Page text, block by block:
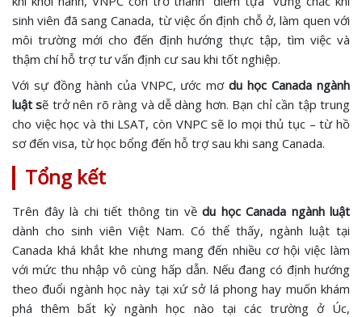
sinh viên đã sang Canada, từ việc ổn định chỗ ở, làm quen với
môi trường mới cho đến định hướng thực tập, tìm việc và
thậm chí hỗ trợ tư vấn định cư sau khi tốt nghiệp.
Với sự đồng hành của VNPC, ước mơdu học Canada ngành
luật sẽ trở nên rõ ràng và dễ dàng hơn. Bạn chỉ cần tập trung
cho việc học và thi LSAT, còn VNPC sẽ lo mọi thủ tục – từ hồ
sơ đến visa, từ học bổng đến hỗ trợ sau khi sang Canada.
Tổng kết
Trên đây là chi tiết thông tin về du học Canada ngành luật
dành cho sinh viên Việt Nam. Có thể thấy, ngành luật tại
Canada khá khắt khe nhưng mang đến nhiều cơ hội việc làm
với mức thu nhập vô cùng hấp dẫn. Nếu đang có định hướng
theo đuổi ngành học này tại xứ sở lá phong hay muốn khám
phá thêm bất kỳ ngành học nào tại các trường ở Úc,